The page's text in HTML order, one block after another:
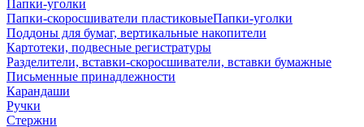
Папки-уголки
Папки-скоросшиватели пластиковыеПапки-уголки
Поддоны для бумаг, вертикальные накопители
Картотеки, подвесные регистратуры
Разделители, вставки-скоросшиватели, вставки бумажные
Письменные принадлежности
Карандаши
Ручки
Стержни